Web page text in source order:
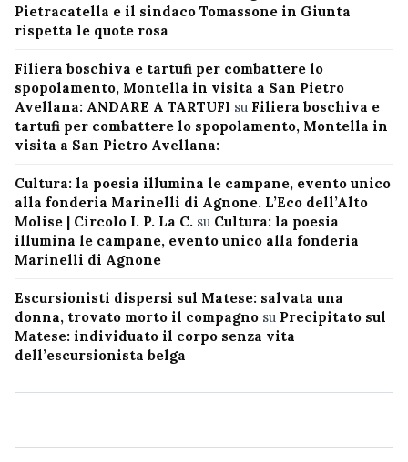
Pietracatella e il sindaco Tomassone in Giunta
rispetta le quote rosa
Filiera boschiva e tartufi per combattere lo
spopolamento, Montella in visita a San Pietro
Avellana: ANDARE A TARTUFI su Filiera boschiva e
tartufi per combattere lo spopolamento, Montella in
visita a San Pietro Avellana:
Cultura: la poesia illumina le campane, evento unico
alla fonderia Marinelli di Agnone. L’Eco dell’Alto
Molise | Circolo I. P. La C. su Cultura: la poesia
illumina le campane, evento unico alla fonderia
Marinelli di Agnone
Escursionisti dispersi sul Matese: salvata una
donna, trovato morto il compagno su Precipitato sul
Matese: individuato il corpo senza vita
dell’escursionista belga